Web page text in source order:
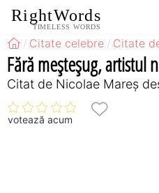
RightWords
TIMELESS WORDS
Citate celebre Citate
Fără meșteșug, artistul
Citat de Nicolae Mareș
votează acum